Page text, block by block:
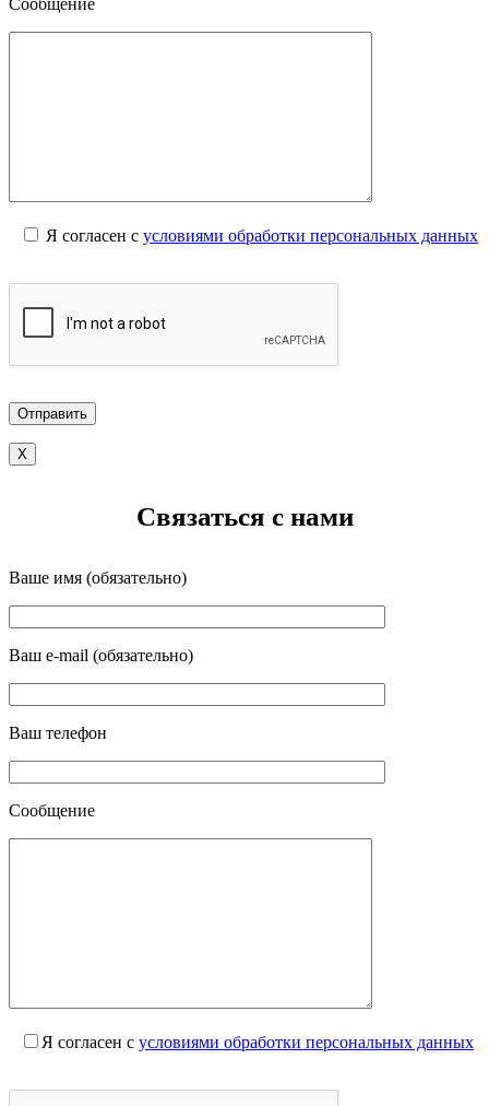
Я согласен с условиями обработки персональных данных
X
Связаться с нами
Ваше имя (обязательно)
Ваш e-mail (обязательно)
Ваш телефон
Сообщение
Я согласен с условиями обработки персональных данных